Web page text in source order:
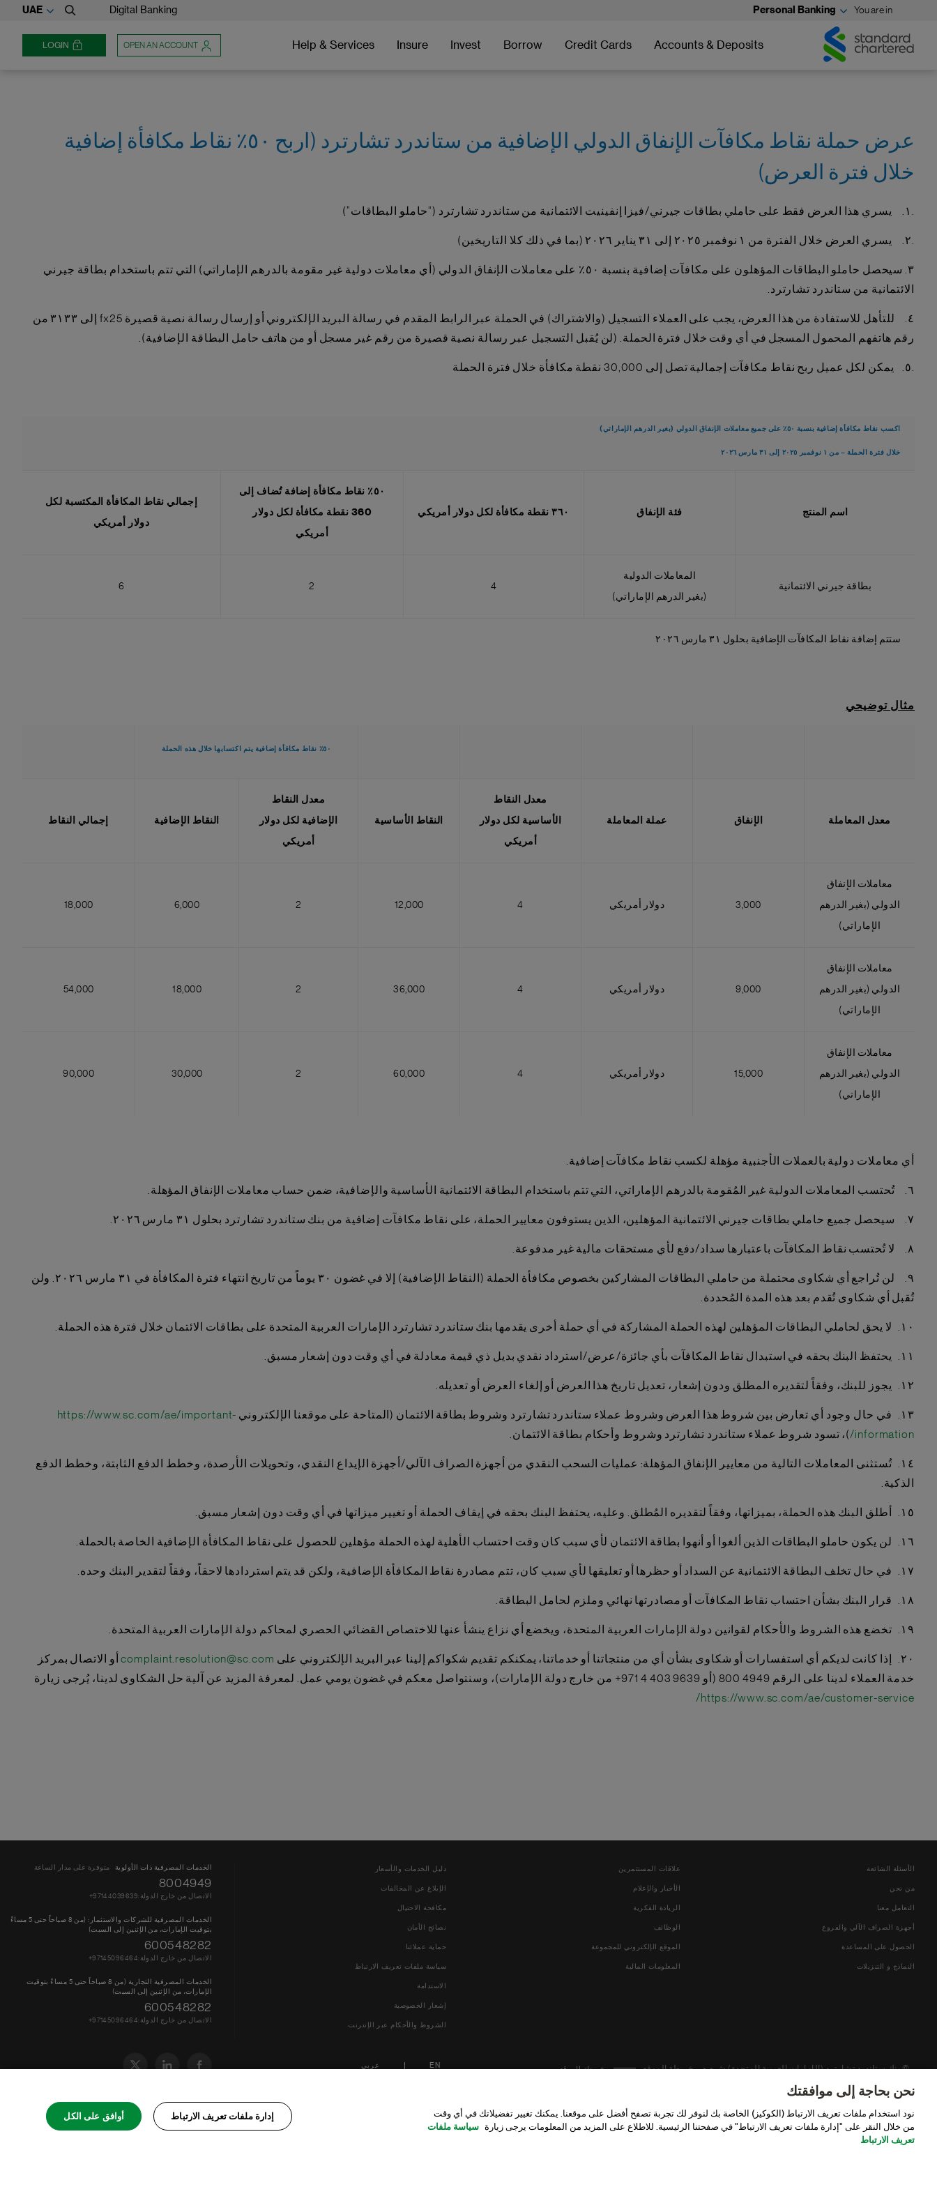
You are in
Personal Banking
Digital Banking
UAE
Chartered
Chartered
Accounts & Deposits
Credit Cards
Borrow
Invest
Insure
Help & Services
OPEN AN ACCOUNT
LOGIN
عرض حملة نقاط مكافآت الإنفاق الدولي الإضافية من ستاندرد تشارترد (اربح ٥٠٪ نقاط مكافأة إضافية
خلال فترة العرض)
٣. سيحصل حاملو البطاقات المؤهلون على مكافآت إضافية بنسبة ٥٠٪ على معاملات الإنفاق الدولي (أي معاملات دولية غير مقومة بالدرهم الإماراتي) التي تتم باستخدام بطاقة جيرني
الائتمانية من ستاندرد تشارترد.
٤. للتأهل للاستفادة من هذا العرض، يجب على العملاء التسجيل (والاشتراك) في الحملة عبر الرابط المقدم في رسالة البريد الإلكتروني أو إرسال رسالة نصية قصيرة fx25 إلى ٣١٣٣ من
رقم هاتفهم المحمول المسجل في أي وقت خلال فترة الحملة. (لن يُقبل التسجيل عبر رسالة نصية قصيرة من رقم غير مسجل أو من هاتف حامل البطاقة الإضافية).
٥ . يمكن لكل عميل ربح نقاط مكافآت إجمالية تصل إلى 30,000 نقطة مكافأة خلال فترة الحملة
اكسب نقاط مكافأة إضافية بنسبة ٥٠٪ على جميع معاملات الإنفاق الدولي (بغير الدرهم الإماراتي)
خلال فترة الحملة – من ١ نوفمبر ٢٠٢٥ إلى ٣١ مارس ٢٠٢٦
اسم المنتج فئة الإنفاق ٣٦٠ نقطة مكافأة لكل دولار أمريكي
٥٠٪ نقاط مكافأة إضافة تُضاف إلى
360 نقطة مكافأة لكل دولار
أمريكي
إجمالي نقاط المكافأة المكتسبة لكل
دولار أمريكي
بطاقة جيرني الائتمانية
المعاملات الدولية
(بغير الدرهم الإماراتي)
4
2
6
ستتم إضافة نقاط المكافآت الإضافية بحلول ٣١ مارس ٢٠٢٦
مثال توضيحي
٥٠٪ نقاط مكافأة إضافية يتم اكتسابها خلال هذه الحملة
معدل المعاملة الإنفاق عملة المعاملة
معدل النقاط
الأساسية لكل دولار
أمريكي
النقاط الأساسية
معدل النقاط
الإضافية لكل دولار
أمريكي
النقاط الإضافية إجمالي النقاط
معاملات الإنفاق
الدولي (بغير الدرهم
الإماراتي)
3,000 دولار أمريكي 4
12,000
2
6,000
18,000
معاملات الإنفاق
الدولي (بغير الدرهم
الإماراتي)
9,000 دولار أمريكي 4
36,000
2
18,000
54,000
معاملات الإنفاق
الدولي (بغير الدرهم
الإماراتي)
15,000 دولار أمريكي 4
60,000
2
30,000
90,000
أي معاملات دولية بالعملات الأجنبية مؤهلة لكسب نقاط مكافآت إضافية.
٦. تُحتسب المعاملات الدولية غير المُقومة بالدرهم الإماراتي، التي تتم باستخدام البطاقة الائتمانية الأساسية والإضافية، ضمن حساب معاملات الإنفاق المؤهلة.
٧. سيحصل جميع حاملي بطاقات جيرني الائتمانية المؤهلين، الذين يستوفون معايير الحملة، على نقاط مكافآت إضافية من بنك ستاندرد تشارترد بحلول ٣١ مارس ٢٠٢٦.
٨. لا تُحتسب نقاط المكافآت باعتبارها سداد/دفع لأي مستحقات مالية غير مدفوعة.
٩. لن تُراجع أي شكاوى محتملة من حاملي البطاقات المشاركين بخصوص مكافأة الحملة (النقاط الإضافية) إلا في غضون ٣٠ يوماً من تاريخ انتهاء فترة المكافأة في ٣١ مارس ٢٠٢٦. ولن
تُقبل أي شكاوى تُقدم بعد هذه المدة المُحددة.
١٠. لا يحق لحاملي البطاقات المؤهلين لهذه الحملة المشاركة في أي حملة أخرى يقدمها بنك ستاندرد تشارترد الإمارات العربية المتحدة على بطاقات الائتمان خلال فترة هذه الحملة.
١١. يحتفظ البنك بحقه في استبدال نقاط المكافآت بأي جائزة/عرض/استرداد نقدي بديل ذي قيمة معادلة في أي وقت دون إشعار مسبق.
١٢. يجوز للبنك، وفقاً لتقديره المطلق ودون إشعار، تعديل تاريخ هذا العرض أو إلغاء العرض أو تعديله.
١٣. في حال وجود أي تعارض بين شروط هذا العرض وشروط عملاء ستاندرد تشارترد وشروط بطاقة الائتمان (المتاحة على موقعنا الإلكتروني
https://www.sc.com/ae/important-
information/
)، تسود شروط عملاء ستاندرد تشارترد وشروط وأحكام بطاقة الائتمان.
١٤. تُستثنى المعاملات التالية من معايير الإنفاق المؤهلة: عمليات السحب النقدي من أجهزة الصراف الآلي/أجهزة الإيداع النقدي، وتحويلات الأرصدة، وخطط الدفع الثابتة، وخطط الدفع
الذكية.
١٥. أطلق البنك هذه الحملة، بميزاتها، وفقاً لتقديره المُطلق. وعليه، يحتفظ البنك بحقه في إيقاف الحملة أو تغيير ميزاتها في أي وقت دون إشعار مسبق.
١٦. لن يكون حاملو البطاقات الذين ألغوا أو أنهوا بطاقة الائتمان لأي سبب كان وقت احتساب الأهلية لهذه الحملة مؤهلين للحصول على نقاط المكافأة الإضافية الخاصة بالحملة.
١٧. في حال تخلف البطاقة الائتمانية عن السداد أو حظرها أو تعليقها لأي سبب كان، تتم مصادرة نقاط المكافأة الإضافية، ولكن قد يتم استردادها لاحقاً، وفقاً لتقدير البنك وحده.
١٨. قرار البنك بشأن احتساب نقاط المكافآت أو مصادرتها نهائي وملزم لحامل البطاقة.
١٩. تخضع هذه الشروط والأحكام لقوانين دولة الإمارات العربية المتحدة، ويخضع أي نزاع ينشأ عنها للاختصاص القضائي الحصري لمحاكم دولة الإمارات العربية المتحدة.
٢٠. إذا كانت لديكم أي استفسارات أو شكاوى بشأن أي من منتجاتنا أو خدماتنا، يمكنكم تقديم شكواكم إلينا عبر البريد الإلكتروني على complaint.resolution@sc.comأو الاتصال بمركز
خدمة العملاء لدينا على الرقم 4949 800 (أو 9639 403 4 971+ من خارج دولة الإمارات)، وسنتواصل معكم في غضون يومي عمل. لمعرفة المزيد عن آلية حل الشكاوى لدينا، يُرجى زيارة
https://www.sc.com/ae/customer-service/
© بنك ستاندرد تشارترد (الإمارات العربية المتحدة) ش.م.م – خريطة الموقع خريطة الموقع
الأسئلة الشائعة
من نحن
التعامل معنا
أجهزة الصراف الآلي والفروع
الحصول على المساعدة
النماذج و التنزيلات
علاقات المستثمرين
الأخبار والإعلام
الريادة الفكرية
الوظائف
الموقع الإلكتروني للمجموعة
المعلومات المالية
دليل الخدمات والأسعار
الإبلاغ عن المخالفات
مكافحة الاحتيال
نصائح الأمان
حماية عملائنا
سياسة ملفات تعريف الارتباط
الاستدامة
إشعار الخصوصية
الشروط والأحكام عبر الإنترنت
EN عربي
الخدمات المصرفية ذات الأولوية متوفرة على مدار الساعة
8004949
الاتصال من خارج الدولة:97144039639+
الخدمات المصرفية للشركات والاستثمار: (من 8 صباحاً حتى 5 مساءً
بتوقيت الإمارات، من الإثنين إلى السبت)
600548282
الاتصال من خارج الدولة:97145096464+
الخدمات المصرفية التجارية (من 8 صباحاً حتى 5 مساءً بتوقيت
الإمارات، من الإثنين إلى السبت)
600548282
الاتصال من خارج الدولة:97145096464+
نحن بحاجة إلى موافقتك
نود استخدام ملفات تعريف الارتباط (الكوكيز) الخاصة بك لنوفر لك تجربة تصفح أفضل على موقعنا. يمكنك تغيير تفضيلاتك في أي وقت
من خلال النقر على "إدارة ملفات تعريف الارتباط" في صفحتنا الرئيسية. للاطلاع على المزيد من المعلومات يرجى زيارة
سياسة ملفات
تعريف الارتباط
إدارة ملفات تعريف الارتباط أوافق على الكل